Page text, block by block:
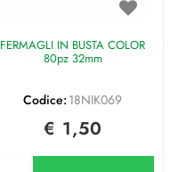
FERMAGLI IN BUSTA COLOR
80pz 32mm
Codice: 18NIK069
€ 1,50